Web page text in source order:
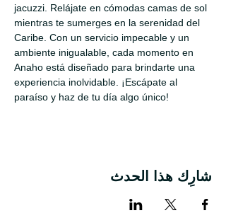
jacuzzi. Relájate en cómodas camas de sol
mientras te sumerges en la serenidad del
Caribe. Con un servicio impecable y un
ambiente inigualable, cada momento en
Anaho está diseñado para brindarte una
experiencia inolvidable. ¡Escápate al
paraíso y haz de tu día algo único!
شارِك هذا الحدث